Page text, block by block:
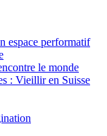
performatif
le monde
: Vieillir en Suisse